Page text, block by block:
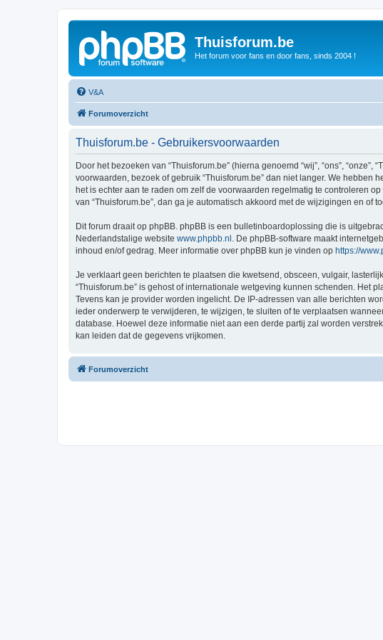
Thuisforum.be
Het forum voor fans en door fans, sinds 2004 !
V&A
Forumoverzicht
Thuisforum.be - Gebruikersvoorwaarden
Door het bezoeken van “Thuisforum.be” (hierna genoemd “wij”, “ons”,
voorwaarden, bezoek of gebruik “Thuisforum.be” dan niet langer. We
het is echter aan te raden om zelf de voorwaarden regelmatig te controleren
van “Thuisforum.be”, dan ga je automatisch akkoord met de wijzigingen en of
Dit forum draait op phpBB. phpBB is een bulletinboardoplossing die is
Nederlandstalige website www.phpbb.nl . De phpBB-software maakt
inhoud en/of gedrag. Meer informatie over phpBB kun je vinden op https://
Je verklaart geen berichten te plaatsen die kwetsend, obsceen, vulgair,
“Thuisforum.be” is gehost of internationale wetgeving kunnen schenden. Het
Tevens kan je provider worden ingelicht. De IP-adressen van alle berichten
ieder onderwerp te verwijderen, te wijzigen, te sluiten of te verplaatsen
database. Hoewel deze informatie niet aan een derde partij zal worden
kan leiden dat de gegevens vrijkomen.
Forumoverzicht